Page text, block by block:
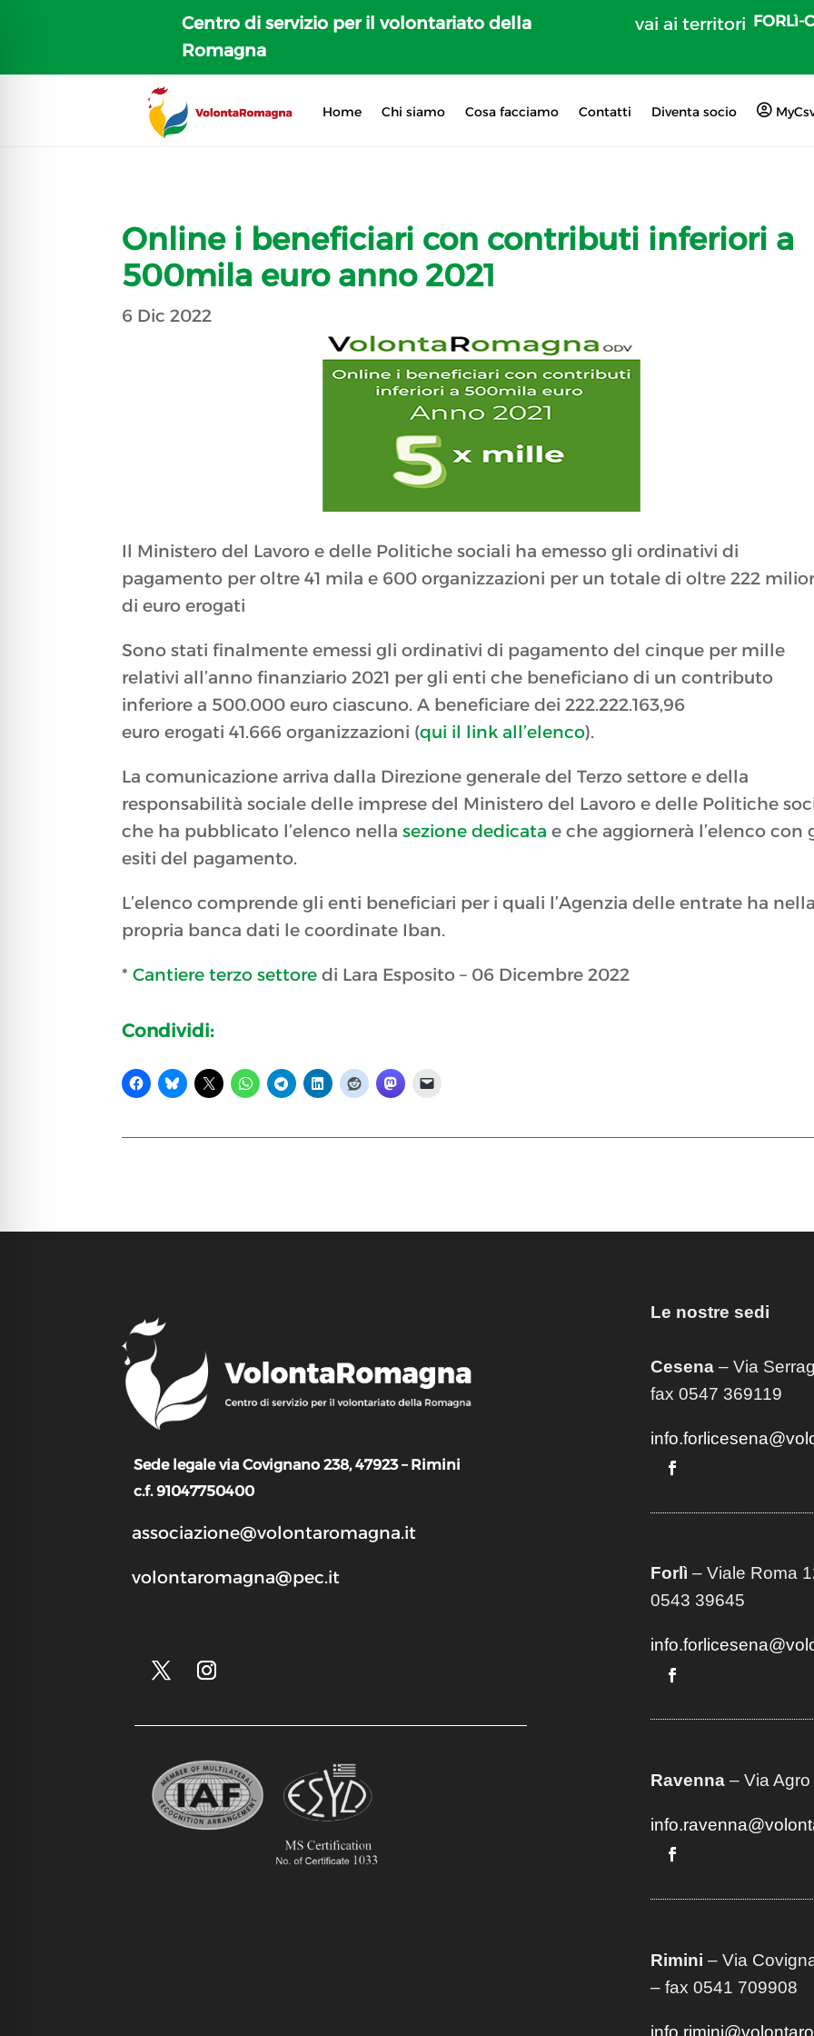
Centro di servizio per il volontariato della
Romagna
vai ai territori FORLì-
Home Chi siamo Cosa facciamo Contatti Diventa socio
Online i beneficiari con contributi inferiori a
500mila euro anno 2021
6 Dic 2022
Il Ministero del Lavoro e delle Politiche sociali ha emesso gli ordinativi di
pagamento per oltre 41 mila e 600 organizzazioni per un totale di oltre 222
di euro erogati
Sono stati finalmente emessi gli ordinativi di pagamento del cinque per mille
relativi all’anno finanziario 2021 per gli enti che beneficiano di un contributo
inferiore a 500.000 euro ciascuno. A beneficiare dei 222.222.163,96
euro erogati 41.666 organizzazioni (qui il link all’elenco).
La comunicazione arriva dalla Direzione generale del Terzo settore e della
responsabilità sociale delle imprese del Ministero del Lavoro e delle Politiche
che ha pubblicato l’elenco nellasezione dedicata e che aggiornerà l’elenco con
esiti del pagamento.
L’elenco comprende gli enti beneficiari per i quali l’Agenzia delle entrate ha
propria banca dati le coordinate Iban.
*Cantiere terzo settoredi Lara Esposito – 06 Dicembre 2022
Condividi:
Sede legale via Covignano 238, 47923 – Rimini
c.f. 91047750400
associazione@volontaromagna.it
volontaromagna@pec.it
Le nostre sedi
Cesena– Via
fax 0547 369119
Forlì – Viale Roma
0543 39645
Ravenna– Via Agro
Rimini – Via
– fax 0541 709908